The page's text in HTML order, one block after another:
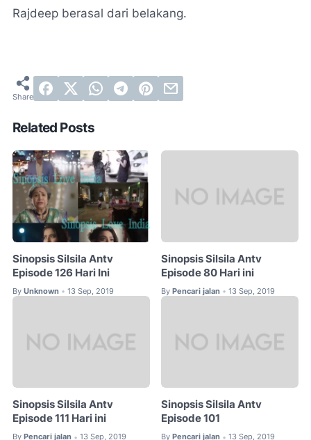
Rajdeep berasal dari belakang.
Related Posts
Sinopsis Silsila Antv
Episode 126 Hari Ini
By Unknown • 13 Sep, 2019
Sinopsis Silsila Antv
Episode 80 Hari ini
By Pencari jalan • 13 Sep, 2019
Sinopsis Silsila Antv
Episode 111 Hari ini
By Pencari jalan • 13 Sep, 2019
Sinopsis Silsila Antv
Episode 101
By Pencari jalan • 13 Sep, 2019